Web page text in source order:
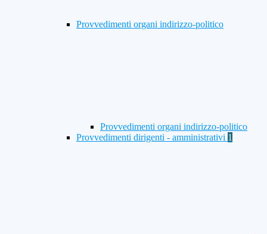
Provvedimenti organi indirizzo-politico
Provvedimenti organi indirizzo-politico
Provvedimenti dirigenti - amministrativi 1